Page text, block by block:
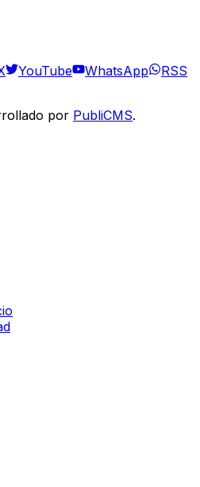
YouTube WhatsApp RSS
por PubliCMS.